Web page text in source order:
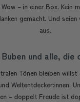
– in einer Box. Kein
gemacht. Und
aus.
Buben und alle,
Tönen bleiben
Weltentdecker:innen.
– doppelt Freude ist